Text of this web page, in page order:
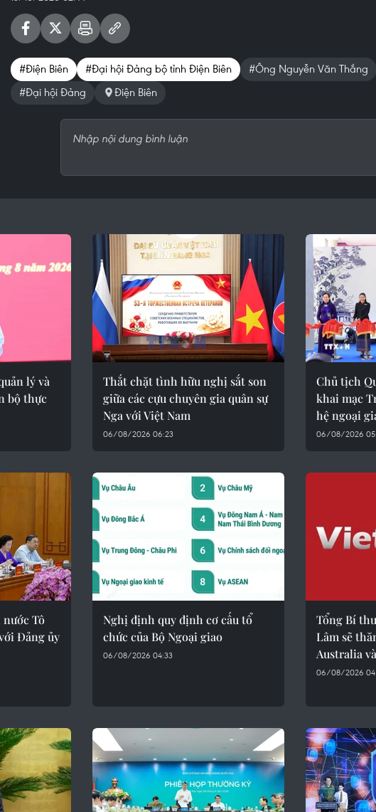
#Điện Biên #Đại hội Đảng bộ tỉnh Điện Biên #Ông Nguyễn Văn Thắng
#Đại hội Đảng
Điện Biên
lý và
bộ thực
Thắt chặt tình hữu nghị sắt son
giữa các cựu chuyên gia quân sự
Nga với Việt Nam
06/08/2026 06:23
Chủ tịch
khai mạc
hệ ngoại
06/08/2026
Tô
Đảng ủy
Nghị định quy định cơ cấu tổ
chức của Bộ Ngoại giao
06/08/2026 04:33
Tổng Bí
Lâm sẽ
Australia
06/08/2026